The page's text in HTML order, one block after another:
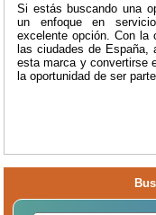
Si estás buscando una
un enfoque en
excelente opción. Con la
las ciudades de España,
esta marca y convertirse
la oportunidad de ser